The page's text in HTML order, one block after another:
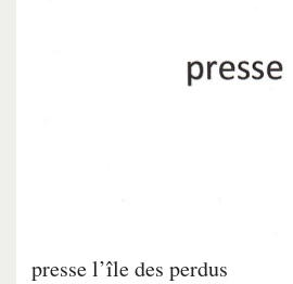
presse l’île des perdus